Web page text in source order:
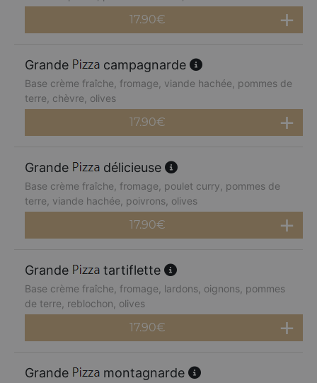
17.90€
Grande campagnarde
Base crème fraîche, fromage, viande hachée, pommes de
terre, chèvre, olives
17.90€
Grande délicieuse
Base crème fraîche, fromage, poulet curry, pommes de
terre, viande hachée, poivrons, olives
17.90€
Grande tartiflette
Base crème fraîche, fromage, lardons, oignons, pommes
de terre, reblochon, olives
17.90€
Grande montagnarde